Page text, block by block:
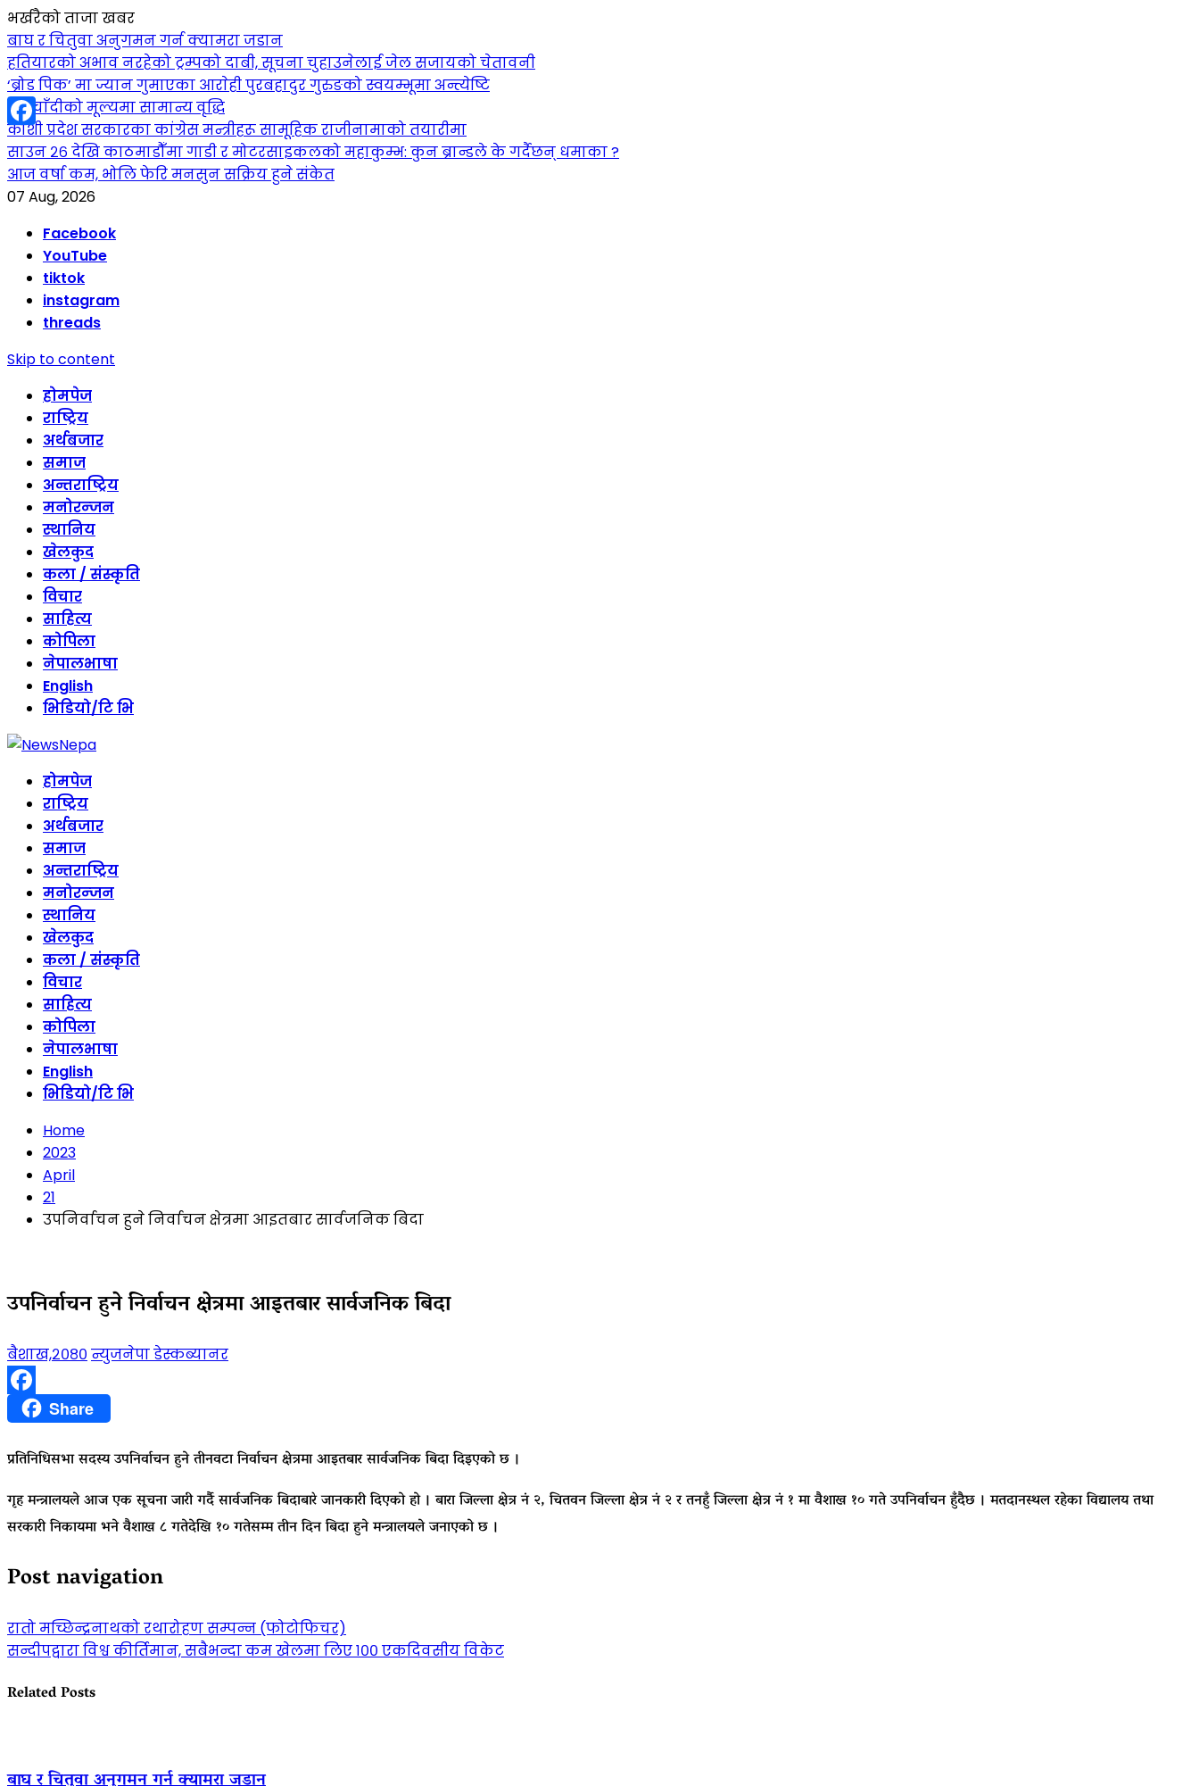
भर्खरैको ताजा खबर
बाघ र चितुवा अनुगमन गर्न क्यामरा जडान
हतियारको अभाव नरहेको ट्रम्पको दाबी, सूचना चुहाउनेलाई जेल सजायको चेतावनी
‘ब्रोड पिक’ मा ज्यान गुमाएका आराेही पुरबहादुर गुरुङको स्वयम्भूमा अन्त्येष्टि
सुनचाँदीको मूल्यमा सामान्य वृद्धि
कोशी प्रदेश सरकारका कांग्रेस मन्त्रीहरू सामूहिक राजीनामाको तयारीमा
साउन २६ देखि काठमाडौँमा गाडी र मोटरसाइकलको महाकुम्भ: कुन ब्रान्डले के गर्दैछन् धमाका ?
आज वर्षा कम, भोलि फेरि मनसुन सक्रिय हुने संकेत
07 Aug, 2026
Facebook
YouTube
tiktok
instagram
threads
Skip to content
होमपेज
राष्ट्रिय
अर्थबजार
समाज
अन्तराष्ट्रिय
मनोरन्जन
स्थानिय
खेलकुद
कला / संस्कृति
विचार
साहित्य
कोपिला
नेपालभाषा
English
भिडियो/टि भि
होमपेज
राष्ट्रिय
अर्थबजार
समाज
अन्तराष्ट्रिय
मनोरन्जन
स्थानिय
खेलकुद
कला / संस्कृति
विचार
साहित्य
कोपिला
नेपालभाषा
English
भिडियो/टि भि
Home
2023
April
21
उपनिर्वाचन हुने निर्वाचन क्षेत्रमा आइतबार सार्वजनिक बिदा
उपनिर्वाचन हुने निर्वाचन क्षेत्रमा आइतबार सार्वजनिक बिदा
बैशाख,२०८० न्युजनेपा डेस्कब्यानर
FacebookShare
प्रतिनिधिसभा सदस्य उपनिर्वाचन हुने तीनवटा निर्वाचन क्षेत्रमा आइतबार सार्वजनिक बिदा दिइएको छ ।
गृह मन्त्रालयले आज एक सूचना जारी गर्दै सार्वजनिक बिदाबारे जानकारी दिएको हो । बारा जिल्ला क्षेत्र नं २, चितवन जिल्ला क्षेत्र नं २ र तनहुँ जिल्ला क्षेत्र नं १ मा वैशाख १० गते उपनिर्वाचन हुँदैछ । मतदानस्थल रहेका विद्यालय तथा
सरकारी निकायमा भने वैशाख ८ गतेदेखि १० गतेसम्म तीन दिन बिदा हुने मन्त्रालयले जनाएको छ ।
Post navigation
रातो मच्छिन्द्रनाथको रथारोहण सम्पन्न (फोटोफिचर)
सन्दीपद्वारा विश्व कीर्तिमान, सबैभन्दा कम खेलमा लिए १०० एकदिवसीय विकेट
Related Posts
Facebook